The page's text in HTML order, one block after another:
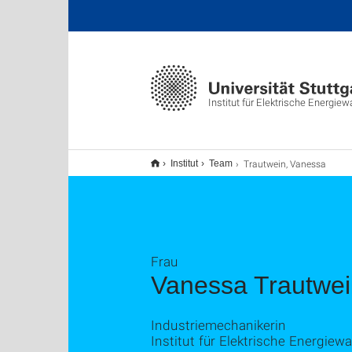
Institut für Elektrische
Institut Team Trautwein, Vanessa
Vanessa
Frau
Industriemechanikerin
Institut für Elektrische